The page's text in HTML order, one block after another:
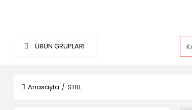
ÜRÜN GRUPLARI
Anasayfa STILL